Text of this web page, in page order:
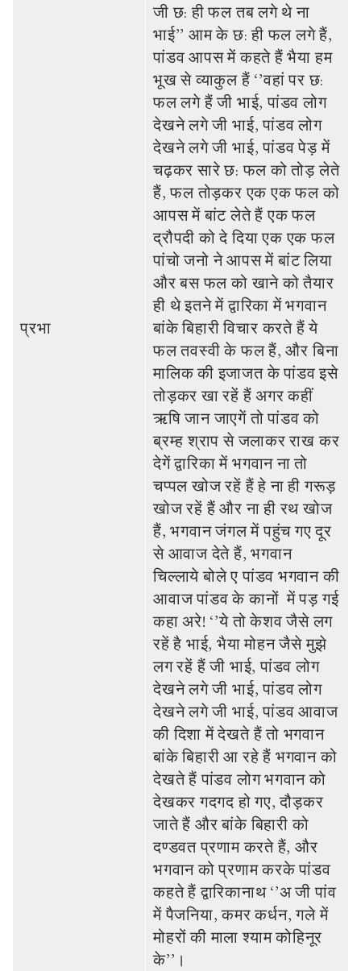
प्रभा
जी छ: ही फल तब लगे थे ना
भाई’’ आम के छ: ही फल लगे हैं,
पांडव आपस में कहते हैं भैया हम
भूख से व्‍याकुल हैं ‘’वहां पर छ:
फल लगे हैं जी भाई, पांडव लोग
देखने लगे जी भाई, पांडव लोग
देखने लगे जी भाई, पांडव पेड़ में
चढ़कर सारे छ: फल को तोड़ लेते
हैं, फल तोड़कर एक एक फल को
आपस में बांट लेते हैं एक फल
द्रौपदी को दे दिया एक एक फल
पांचो जनो ने आपस में बांट लिया
और बस फल को खाने को तैयार
ही थे इतने में द्वारिका में भगवान
बांके बिहारी विचार करते हैं ये
फल तवस्‍वी के फल हैं, और बिना
मालिक की इजाजत के पांडव इसे
तोड़कर खा रहें हैं अगर कहीं
ऋषि जान जाएगें तो पांडव को
ब्रम्‍ह श्राप से जलाकर राख कर
देगें द्वारिका में भगवान ना तो
चप्‍पल खोज रहें हैं हे ना ही गरूड़
खोज रहें हैं और ना ही रथ खोज
हैं, भगवान जंगल में पहुंच गए दूर
से आवाज देते हैं, भगवान
चिल्‍लाये बोले ए पांडव भगवान की
आवाज पांडव के कानों में पड़ गई
कहा अरे! ‘’ये तो केशव जैसे लग
रहें है भाई, भैया मोहन जैसे मुझे
लग रहें हैं जी भाई, पांडव लोग
देखने लगे जी भाई, पांडव लोग
देखने लगे जी भाई, पांडव आवाज
की दिशा में देखते हैं तो भगवान
बांके बिहारी आ रहे हैं भगवान को
देखते हैं पांडव लोग भगवान को
देखकर गदगद हो गए, दौड़कर
जाते हैं और बांके बिहारी को
दण्‍डवत प्रणाम करते हैं, और
भगवान को प्रणाम करके पांडव
कहते हैं द्वारिकानाथ ‘’अ जी पांव
में पैजनि‍या, कमर कर्धन, गले में
मोहरों की माला श्‍याम कोहिनूर
के’’।